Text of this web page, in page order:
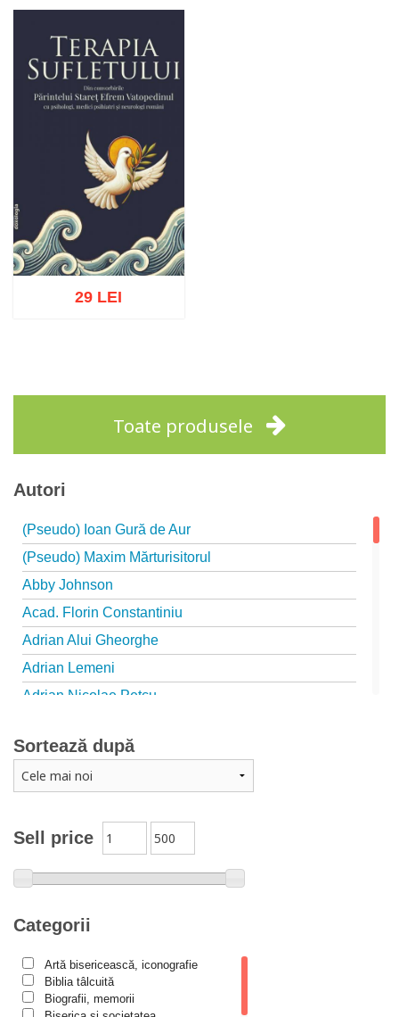
29 LEI
Toate produsele
Autori
(Pseudo) Ioan Gură de Aur
(Pseudo) Maxim Mărturisitorul
Abby Johnson
Acad. Florin Constantiniu
Adrian Alui Gheorghe
Adrian Lemeni
Adrian Nicolae Petcu
Adriana Petrescu
Alexandra Rotariu
Alexandru Creţu
Alexandru Huțanu
Alexandru Lascarov-Moldovanu
Alexandru Rădescu
Alexandru Tkacenko
Sell price
Categorii
Artă bisericească, iconografie
Biblia tâlcuită
Biografii, memorii
Sortează după